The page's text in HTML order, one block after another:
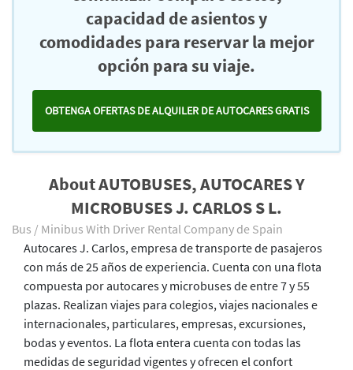
capacidad de asientos y
comodidades para reservar la mejor
opción para su viaje.
OBTENGA OFERTAS DE ALQUILER DE AUTOCARES GRATIS
About AUTOBUSES, AUTOCARES Y
MICROBUSES J. CARLOS S L.
Bus / Minibus With Driver Rental Company de Spain
Autocares J. Carlos, empresa de transporte de pasajeros
con más de 25 años de experiencia. Cuenta con una flota
compuesta por autocares y microbuses de entre 7 y 55
plazas. Realizan viajes para colegios, viajes nacionales e
internacionales, particulares, empresas, excursiones,
bodas y eventos. La flota entera cuenta con todas las
medidas de seguridad vigentes y ofrecen el confort